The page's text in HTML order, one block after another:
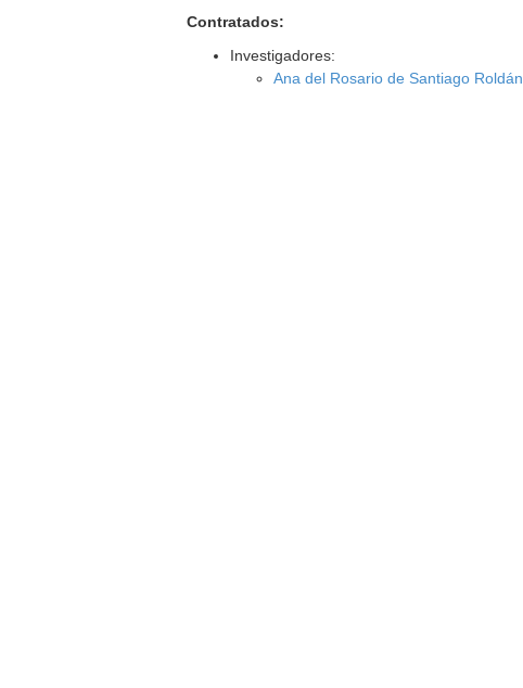
Contratados:
Investigadores:
Ana del Rosario de Santiago Roldán